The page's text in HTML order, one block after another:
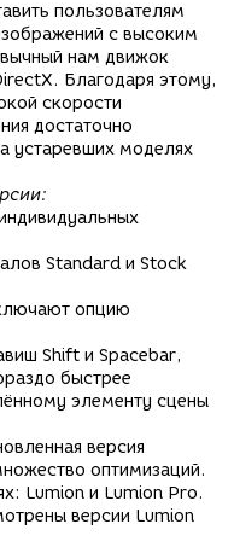
пользователям
с высоким
нам движок
Благодаря этому,
скорости
достаточно
устаревших моделях
Standard и Stock
опцию
Shift и Spacebar,
быстрее
элементу сцены
версия
оптимизаций.
Lumion и Lumion Pro.
версии Lumion